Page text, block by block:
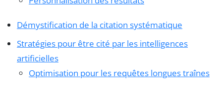
Démystification de la citation systématique
Stratégies pour être cité par les intelligences
artificielles
Optimisation pour les requêtes longues traînes